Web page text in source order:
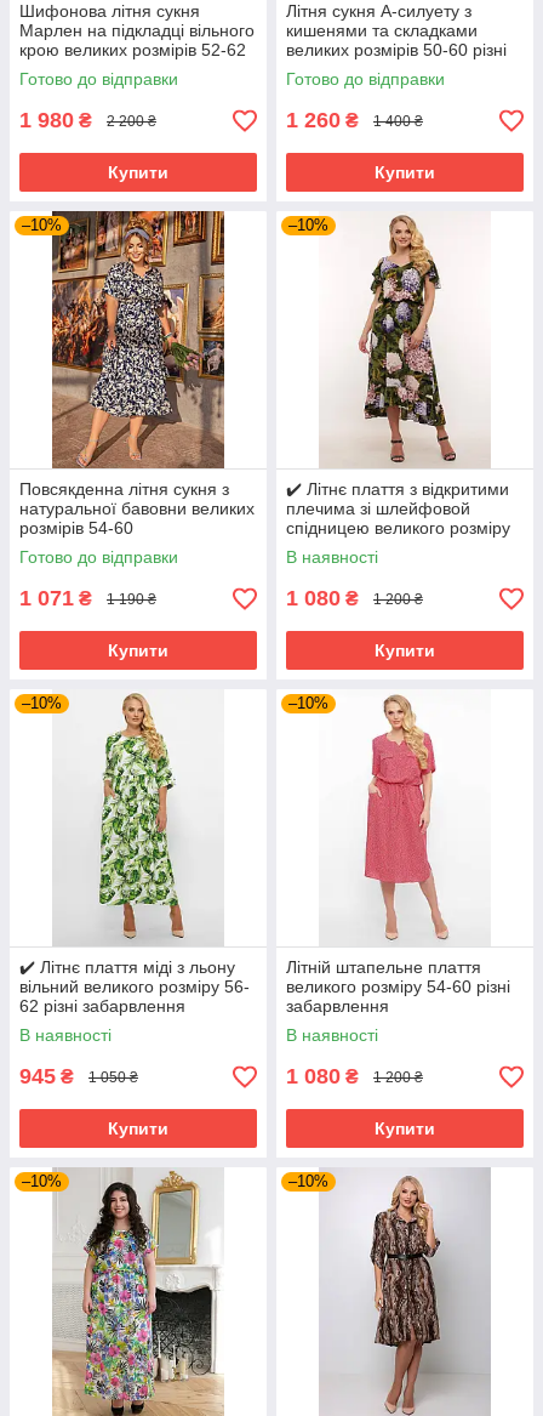
Шифонова літня сукня
Марлен на підкладці вільного
крою великих розмірів 52-62
різні кольори
Готово до відправки
1 980 ₴ 2 200 ₴
Купити
Літня сукня А-силуету з
кишенями та складками
великих розмірів 50-60 різні
кольори сіра
Готово до відправки
1 260 ₴ 1 400 ₴
Купити
–10%
Повсякденна літня сукня з
натуральної бавовни великих
розмірів 54-60
Готово до відправки
1 071 ₴ 1 190 ₴
Купити
–10%
✔️ Літнє плаття з відкритими
плечима зі шлейфовой
спідницею великого розміру
54-60
В наявності
1 080 ₴ 1 200 ₴
Купити
–10%
✔️ Літнє плаття міді з льону
вільний великого розміру 56-
62 різні забарвлення
В наявності
945 ₴ 1 050 ₴
Купити
–10%
Літній штапельне плаття
великого розміру 54-60 різні
забарвлення
В наявності
1 080 ₴ 1 200 ₴
Купити
–10% –10%